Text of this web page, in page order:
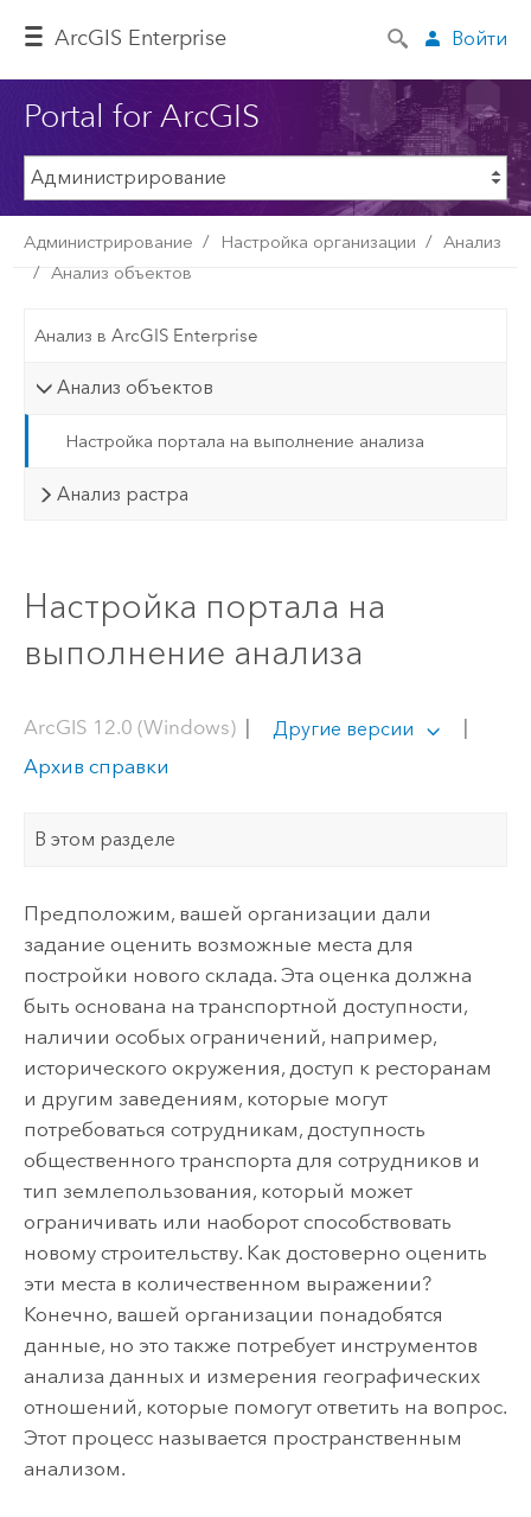
ArcGIS Enterprise Войти
Portal for ArcGIS
Администрирование Настройка организации
Анализ
Анализ объектов
Анализ в ArcGIS Enterprise
Анализ объектов
Настройка портала на выполнение анализа
Анализ растра
Настройка портала на
выполнение анализа
ArcGIS 12.0 (Windows)| Другие версии
Архив справки
В этом разделе
Предположим, вашей организации дали
задание оценить возможные места для
постройки нового склада. Эта оценка должна
быть основана на транспортной доступности,
наличии особых ограничений, например,
исторического окружения, доступ к ресторанам
и другим заведениям, которые могут
потребоваться сотрудникам, доступность
общественного транспорта для сотрудников и
тип землепользования, который может
ограничивать или наоборот способствовать
новому строительству. Как достоверно оценить
эти места в количественном выражении?
Конечно, вашей организации понадобятся
данные, но это также потребует инструментов
анализа данных и измерения географических
отношений, которые помогут ответить на вопрос.
Этот процесс называется пространственным
анализом.